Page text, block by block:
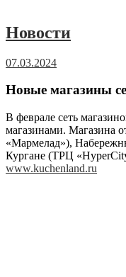
Новости
07.03.2024
Новые магазины
В феврале сеть
магазинами. Магазина
«Мармелад»),
Кургане (ТРЦ
www.kuchenland.ru